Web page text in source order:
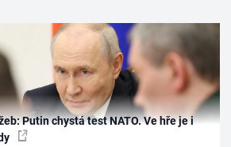
Putin chystá test NATO. Ve hře je i